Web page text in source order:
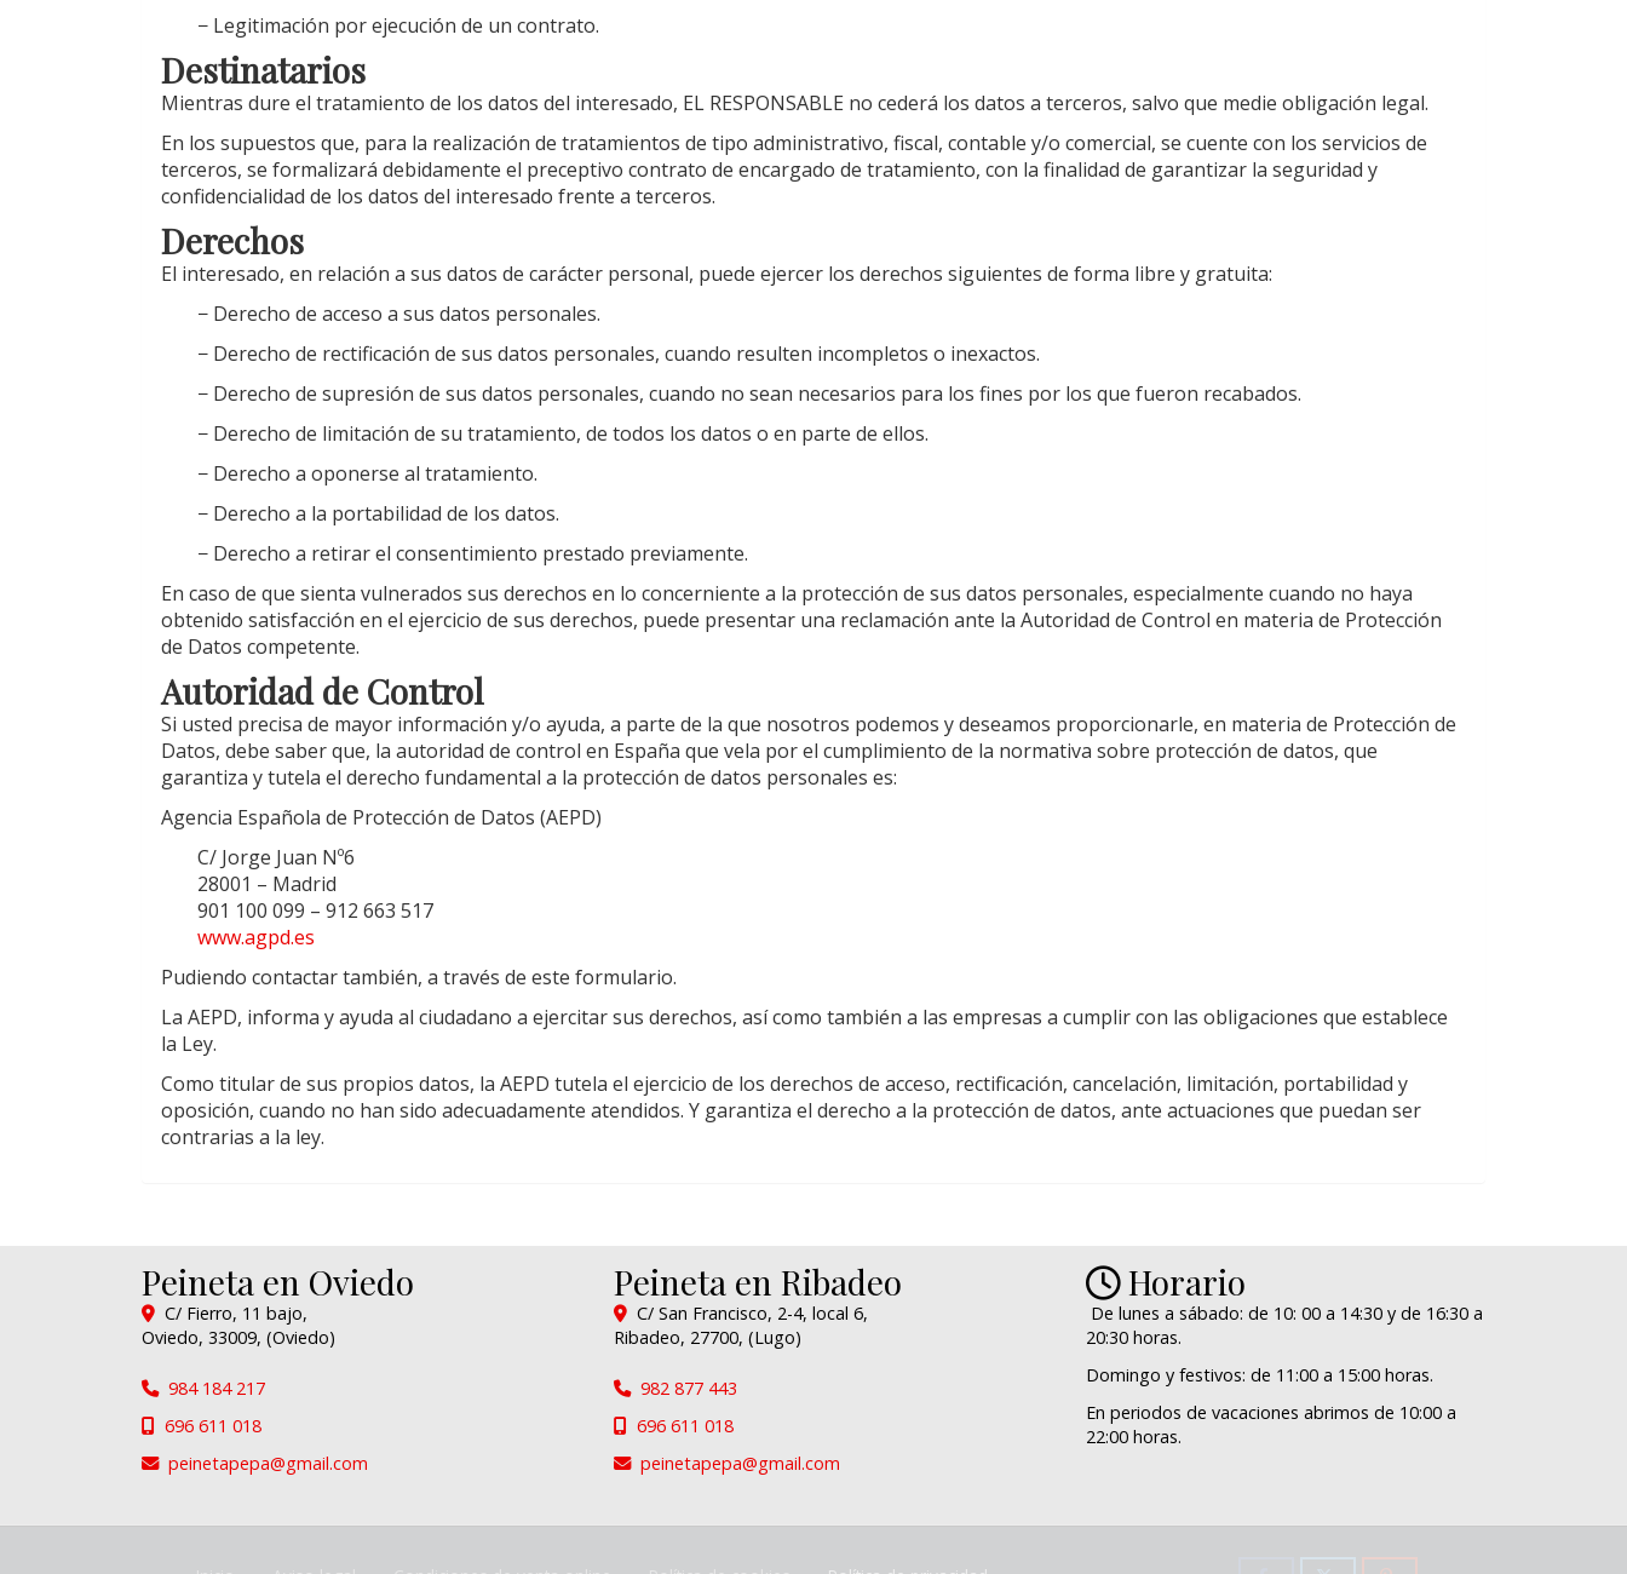
− Legitimación por ejecución de un contrato.
Destinatarios
Mientras dure el tratamiento de los datos del interesado, EL RESPONSABLE no cederá los datos a terceros, salvo que medie obligación legal.
En los supuestos que, para la realización de tratamientos de tipo administrativo, fiscal, contable y/o comercial, se cuente con los servicios de
terceros, se formalizará debidamente el preceptivo contrato de encargado de tratamiento, con la finalidad de garantizar la seguridad y
confidencialidad de los datos del interesado frente a terceros.
Derechos
El interesado, en relación a sus datos de carácter personal, puede ejercer los derechos siguientes de forma libre y gratuita:
− Derecho de acceso a sus datos personales.
− Derecho de rectificación de sus datos personales, cuando resulten incompletos o inexactos.
− Derecho de supresión de sus datos personales, cuando no sean necesarios para los fines por los que fueron recabados.
− Derecho de limitación de su tratamiento, de todos los datos o en parte de ellos.
− Derecho a oponerse al tratamiento.
− Derecho a la portabilidad de los datos.
− Derecho a retirar el consentimiento prestado previamente.
En caso de que sienta vulnerados sus derechos en lo concerniente a la protección de sus datos personales, especialmente cuando no haya
obtenido satisfacción en el ejercicio de sus derechos, puede presentar una reclamación ante la Autoridad de Control en materia de Protección
de Datos competente.
Autoridad de Control
Si usted precisa de mayor información y/o ayuda, a parte de la que nosotros podemos y deseamos proporcionarle, en materia de Protección de
Datos, debe saber que, la autoridad de control en España que vela por el cumplimiento de la normativa sobre protección de datos, que
garantiza y tutela el derecho fundamental a la protección de datos personales es:
Agencia Española de Protección de Datos (AEPD)
C/ Jorge Juan Nº6
28001 – Madrid
901 100 099 – 912 663 517
www.agpd.es
Pudiendo contactar también, a través de este formulario.
La AEPD, informa y ayuda al ciudadano a ejercitar sus derechos, así como también a las empresas a cumplir con las obligaciones que establece
la Ley.
Como titular de sus propios datos, la AEPD tutela el ejercicio de los derechos de acceso, rectificación, cancelación, limitación, portabilidad y
oposición, cuando no han sido adecuadamente atendidos. Y garantiza el derecho a la protección de datos, ante actuaciones que puedan ser
contrarias a la ley.
Peineta en Oviedo
C/ Fierro, 11 bajo,
Oviedo, 33009, (Oviedo)
984 184 217
696 611 018
peinetapepa
gmail.com
Peineta en Ribadeo
C/ San Francisco, 2-4, local 6,
Ribadeo, 27700, (Lugo)
982 877 443
696 611 018
peinetapepa
gmail.com
Horario
De lunes a sábado: de 10: 00 a 14:30 y de 16:30 a
20:30 horas.
Domingo y festivos: de 11:00 a 15:00 horas.
En periodos de vacaciones abrimos de 10:00 a
22:00 horas.